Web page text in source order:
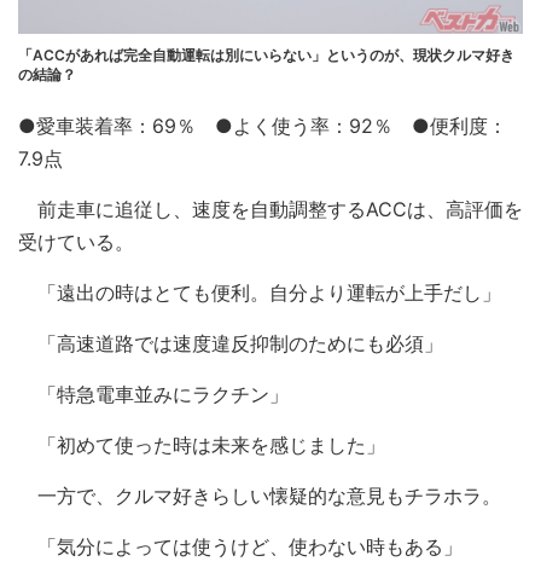
「ACCがあれば完全自動運転は別にいらない」というのが、現状クルマ好き
の結論？
●愛車装着率：69％ ●よく使う率：92％ ●便利度：
7.9点
前走車に追従し、速度を自動調整するACCは、高評価を
受けている。
「遠出の時はとても便利。自分より運転が上手だし」
「高速道路では速度違反抑制のためにも必須」
「特急電車並みにラクチン」
「初めて使った時は未来を感じました」
一方で、クルマ好きらしい懐疑的な意見もチラホラ。
「気分によっては使うけど、使わない時もある」